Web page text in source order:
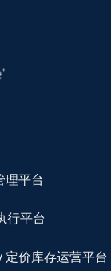
理平台
行平台
价库存运营平台